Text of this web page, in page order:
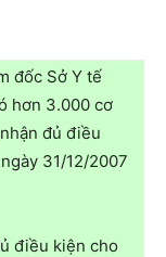
đốc Sở Y tế
hơn 3.000 cơ
đủ điều
31/12/2007
điều kiện cho